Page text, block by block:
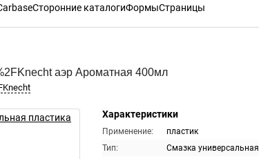
Сторонние каталогиФормыСтраницы
аэр Ароматная 400мл
Характеристики
Применение:
пластик
Тип:
Смазка универсальная